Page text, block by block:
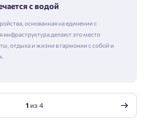
с водой
основанная на единении с
инфраструктура делают это место
отдыха и жизни в гармонии с собой и
1из4